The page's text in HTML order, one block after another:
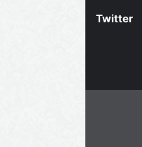
Twitter